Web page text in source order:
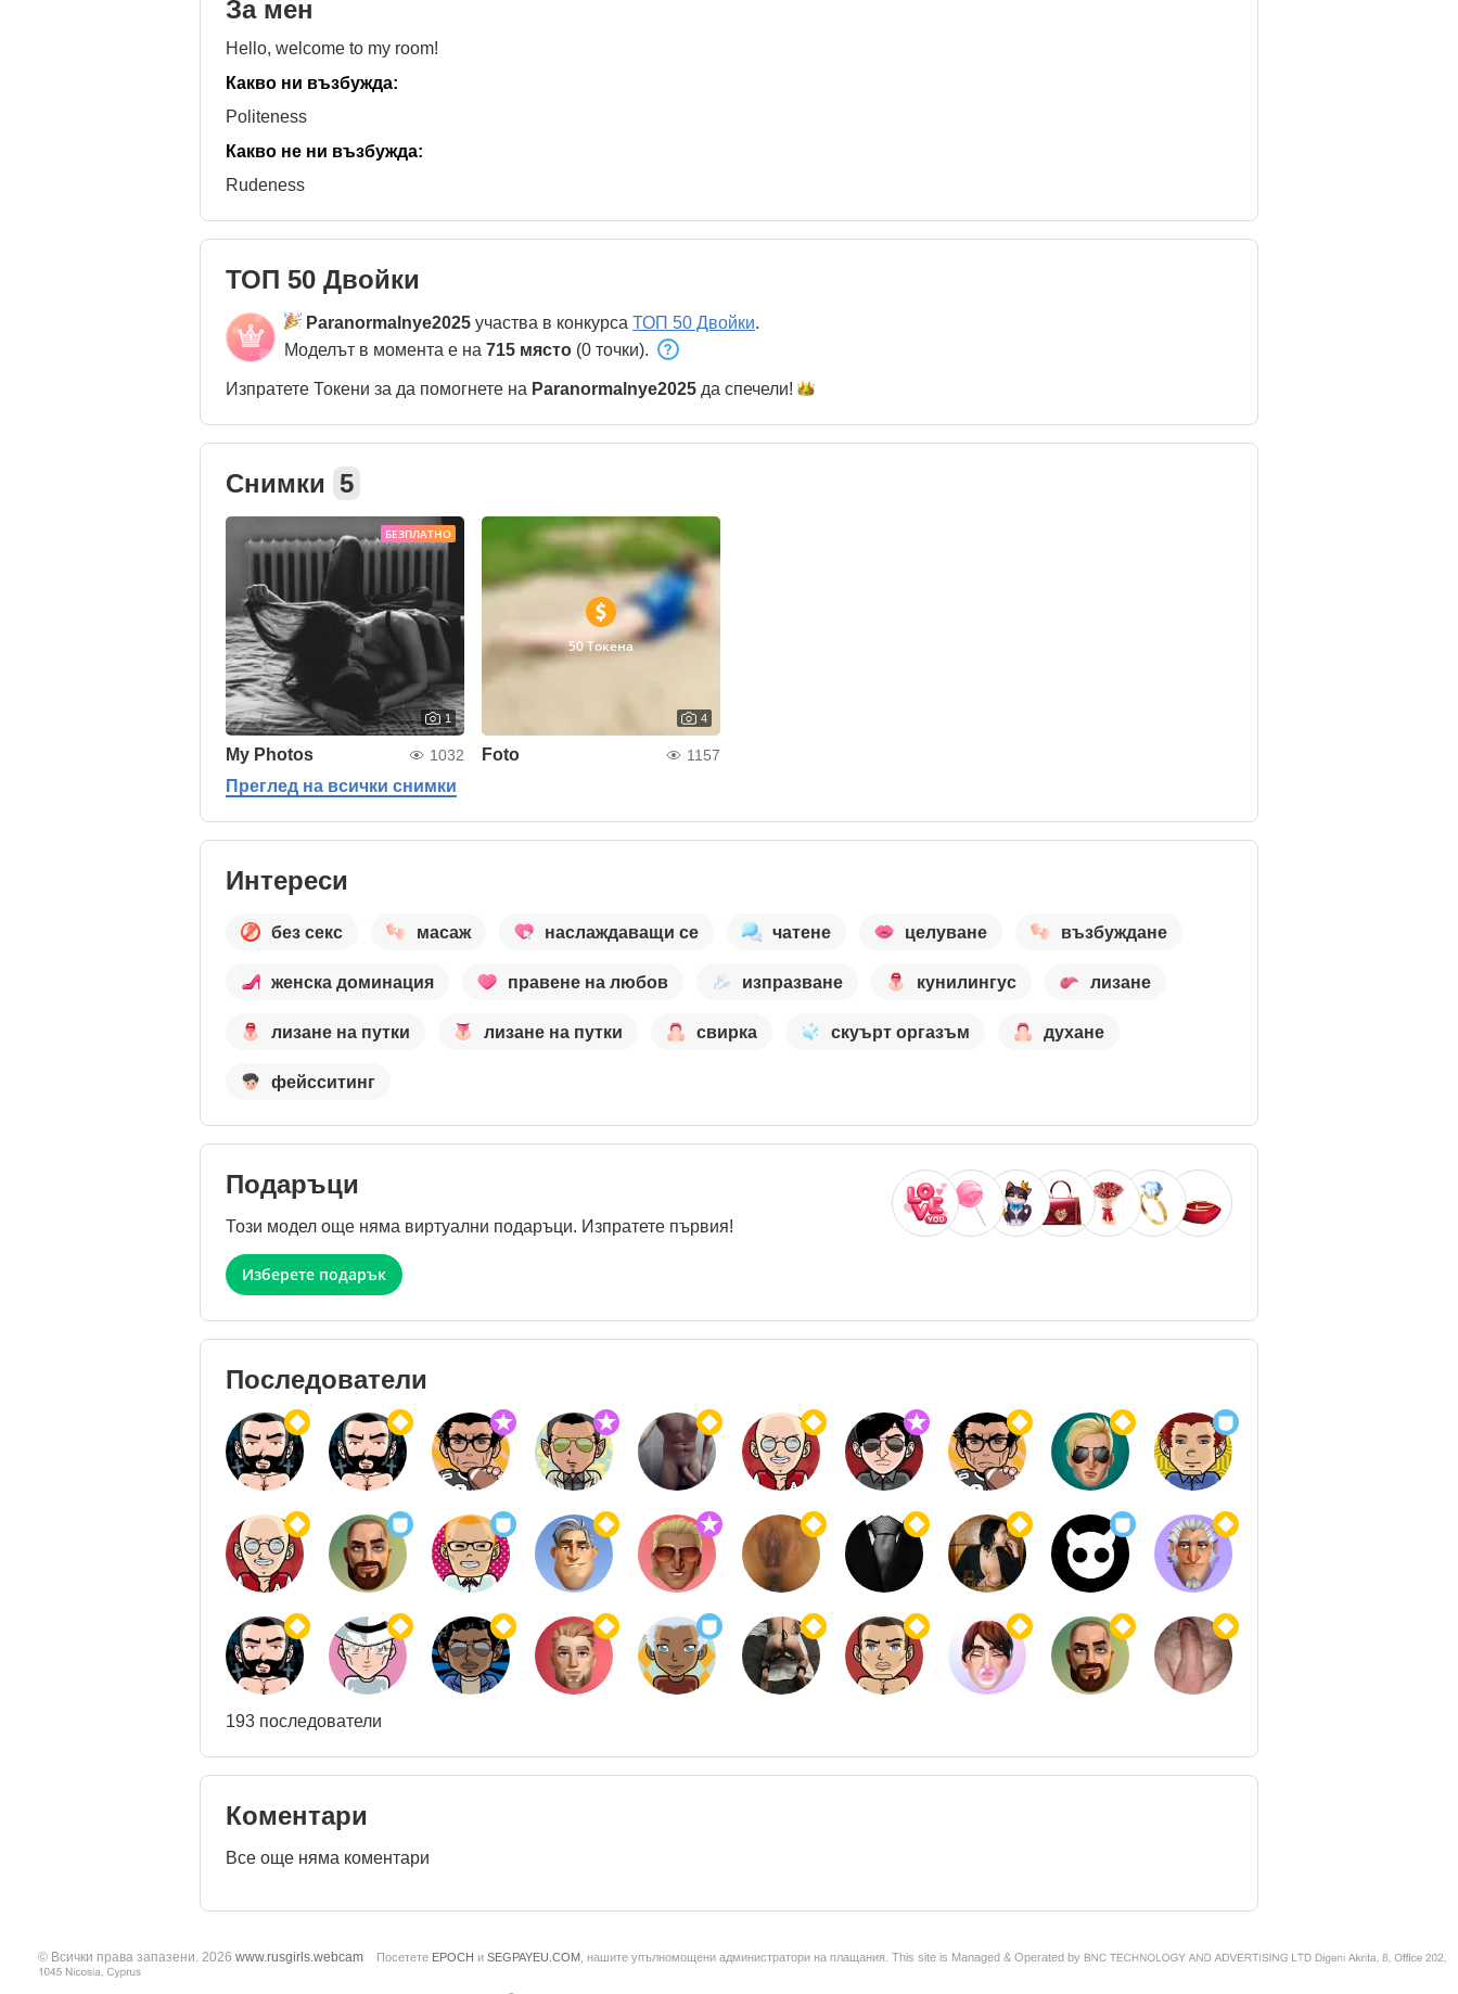
За мен
Hello, welcome to my room!
Какво ни възбужда:
Politeness
Какво не ни възбужда:
Rudeness
ТОП 50 Двойки
Paranormalnye2025 участва в конкурса ТОП 50 Двойки.
Моделът в момента е на 715 място (0 точки).
Изпратете Токени за да помогнете на Paranormalnye2025 да спечели!
Снимки 5
БЕЗПЛАТНО
1
My Photos 1032
50 Токена
4
Foto 1157
Преглед на всички снимки
Интереси
без секс масаж наслаждаващи се чатене целуване възбуждане
женска доминация правене на любов изпразване кунилингус лизане
лизане на путки лизане на путки свирка скуърт оргазъм духане
фейсситинг
Подаръци
Този модел още няма виртуални подаръци. Изпратете първия!
Изберете подарък
Последователи
193 последователи
Коментари
Все още няма коментари
© Всички права запазени. 2026 www.rusgirls.webcam Посетете EPOCH и SEGPAYEU.COM , нашите упълномощени администратори на плащания. This site is Managed & Operated by